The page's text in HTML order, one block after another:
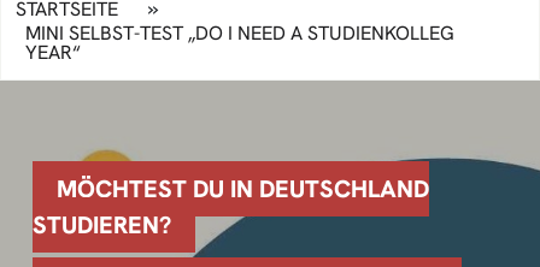
STARTSEITE »
MINI SELBST-TEST „DO I NEED A STUDIENKOLLEG
YEAR“
MÖCHTEST DU IN DEUTSCHLAND
STUDIEREN?